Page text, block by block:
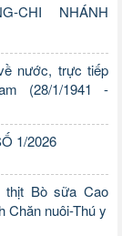
CHI NHÁNH
nước, trực tiếp
(28/1/1941 -
1/2026
thịt Bò sữa Cao
Chăn nuôi-Thú y